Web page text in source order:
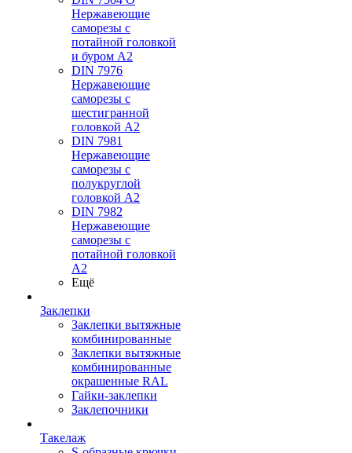
Нержавеющие
саморезы с
потайной головкой
и буром А2
DIN 7976
Нержавеющие
саморезы с
шестигранной
головкой А2
DIN 7981
Нержавеющие
саморезы с
полукруглой
головкой А2
DIN 7982
Нержавеющие
саморезы с
потайной головкой
А2
Ещё
Заклепки
Заклепки вытяжные
комбинированные
Заклепки вытяжные
комбинированные
окрашенные RAL
Гайки-заклепки
Заклепочники
Такелаж